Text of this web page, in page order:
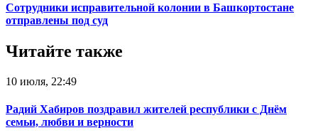
Сотрудники исправительной колонии в Башкортостане
отправлены под суд
Читайте также
10 июля, 22:49
Радий Хабиров поздравил жителей республики с Днём
семьи, любви и верности